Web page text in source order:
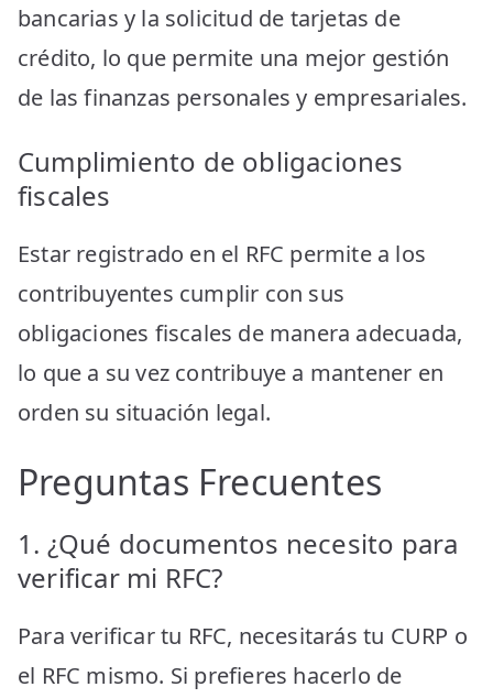
bancarias y la solicitud de tarjetas de
crédito, lo que permite una mejor gestión
de las finanzas personales y empresariales.
Cumplimiento de obligaciones
fiscales
Estar registrado en el RFC permite a los
contribuyentes cumplir con sus
obligaciones fiscales de manera adecuada,
lo que a su vez contribuye a mantener en
orden su situación legal.
Preguntas Frecuentes
1. ¿Qué documentos necesito para
verificar mi RFC?
Para verificar tu RFC, necesitarás tu CURP o
el RFC mismo. Si prefieres hacerlo de